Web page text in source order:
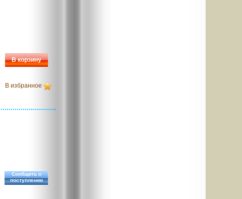
В корзину
В избранное
Сообщить о
поступлении